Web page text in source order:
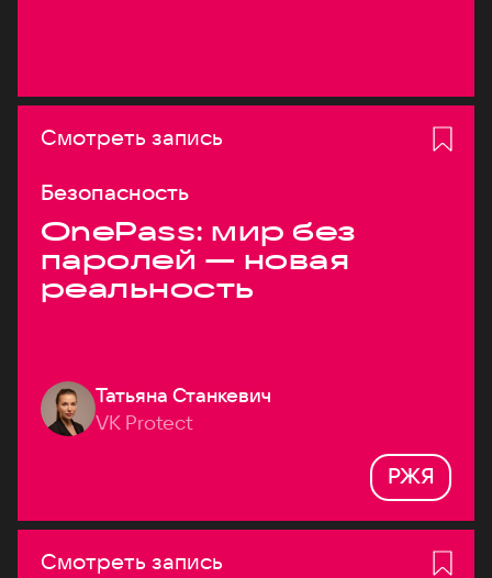
Смотреть запись
Безопасность
OnePass: мир без
паролей — новая
реальность
Татьяна Станкевич
VK Protect
РЖЯ
Смотреть запись